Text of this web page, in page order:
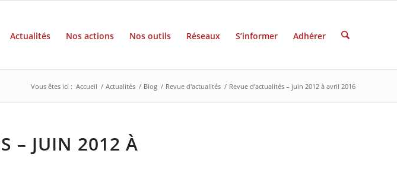
Actualités Nos actions Nos outils Réseaux S’informer Adhérer
Vous êtes ici : Accueil / Actualités / Blog / Revue d'actualités / Revue d’actualités – juin 2012 à avril 2016
– JUIN 2012 À